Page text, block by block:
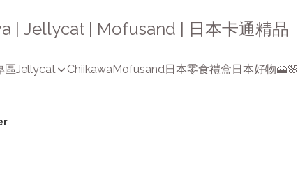
| Jellycat | Mofusand | 日本卡通精品
區Jellycat ChiikawaMofusand日本零食禮盒日本好物🗻🌸